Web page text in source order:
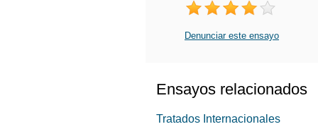
Denunciar este ensayo
Ensayos relacionados
Tratados Internacionales